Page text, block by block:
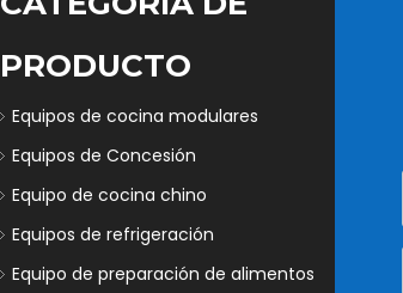
PRODUCTO
Equipos de cocina modulares
Equipos de Concesión
Equipo de cocina chino
Equipos de refrigeración
Equipo de preparación de alimentos